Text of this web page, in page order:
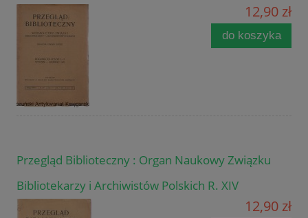
12,90 zł
do koszyka
Przegląd Biblioteczny : Organ Naukowy Związku
Bibliotekarzy i Archiwistów Polskich R. XIV
12,90 zł